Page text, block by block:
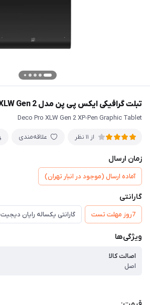
تبلت گرافیکی ایکس پی پن مدل Deco Pro XLW Gen 2
Deco Pro XLW Gen 2 XP-Pen Graphic Tablet
از 11 نظر علاقه‌مندی
زمان ارسال
آماده ارسال (موجود در انبار تهران)
گارانتی
7روز مهلت تست گارانتی یکساله رایان دیجیت
ویژگی‌ها
اصالت کالا
اصل